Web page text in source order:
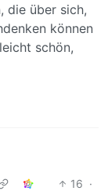
die über sich,
können
schön,
16 ·